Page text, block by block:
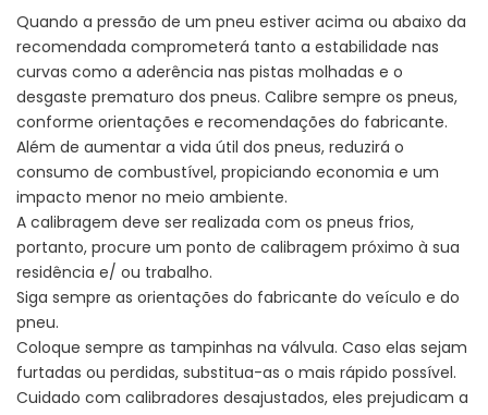
Quando a pressão de um pneu estiver acima ou abaixo da
recomendada comprometerá tanto a estabilidade nas
curvas como a aderência nas pistas molhadas e o
desgaste prematuro dos pneus. Calibre sempre os pneus,
conforme orientações e recomendações do fabricante.
Além de aumentar a vida útil dos pneus, reduzirá o
consumo de combustível, propiciando economia e um
impacto menor no meio ambiente.
A calibragem deve ser realizada com os pneus frios,
portanto, procure um ponto de calibragem próximo à sua
residência e/ ou trabalho.
Siga sempre as orientações do fabricante do veículo e do
pneu.
Coloque sempre as tampinhas na válvula. Caso elas sejam
furtadas ou perdidas, substitua-as o mais rápido possível.
Cuidado com calibradores desajustados, eles prejudicam a